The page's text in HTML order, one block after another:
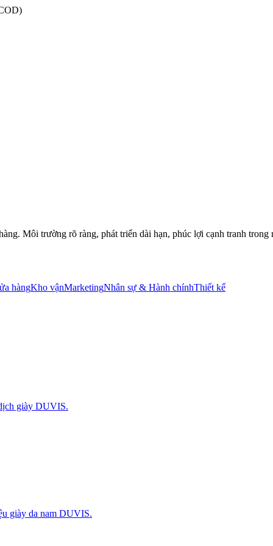
Môi trường rõ ràng, phát triển dài hạn, phúc lợi cạnh tranh trong
hàngKho vậnMarketingNhân sự & Hành chínhThiết kế
giày DUVIS.
giày da nam DUVIS.